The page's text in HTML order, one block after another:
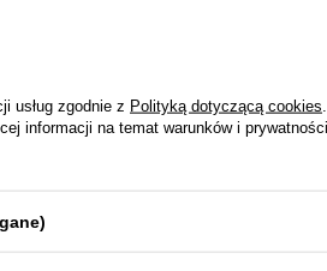
usług zgodnie z Polityką dotyczącą cookies
informacji na temat warunków i